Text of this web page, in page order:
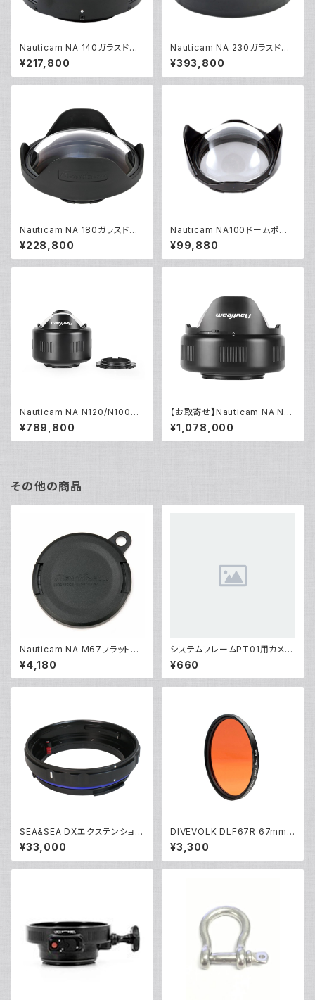
Nauticam NA 140ガラスドー
ムポートR [21003]
¥217,800
Nauticam NA 230ガラスドー
ムポートII [20749]
¥393,800
Nauticam NA 180ガラスドー
ムポート [20683]
¥228,800
Nauticam NA100ドームポート
[20349]
¥99,880
Nauticam NA N120/N100ワ
イドアングルコンバージョンポー
ト×0.36(WACP-1B) [21615]
¥789,800
【お取寄せ】Nauticam NA N12
0/N100フィッシュアイコンバー
ジョンポート [21616]
¥1,078,000
その他の商品
Nauticam NA M67フラットポ
ートキャップ [20480]
¥4,180
システムフレームPT01用カメラ
固定ネジ[部品]
¥660
SEA&SEA DXエクステンション
リング20L [30143]
¥33,000
DIVEVOLK DLF67R 67mm
赤色フィルター [21679]
¥3,300